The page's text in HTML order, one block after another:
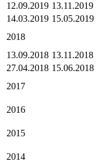
12.09.2019 13.11.2019
14.03.2019 15.05.2019
2018
13.09.2018 13.11.2018
27.04.2018 15.06.2018
2017
2016
2015
2014